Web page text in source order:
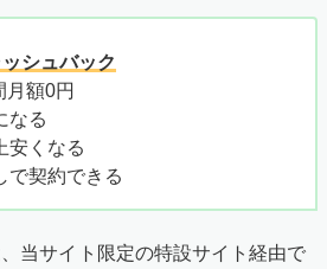
シュバック
月額0円
なる
安くなる
で契約できる
当サイト限定の特設サイト経由で